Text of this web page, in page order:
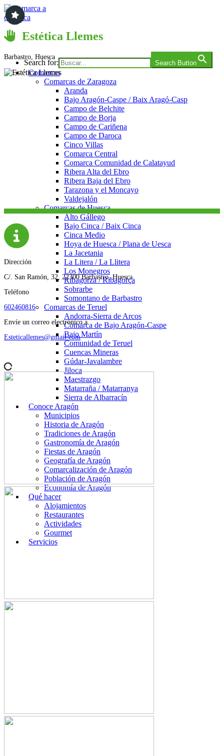
Saltar
al
contenido
Comarca a comarca
Search for: Search Button
Comarcas
Comarcas de Zaragoza
Aranda
Bajo Aragón-Caspe / Baix Aragó-Casp
Campo de Belchite
Campo de Borja
Campo de Cariñena
Campo de Daroca
Cinco Villas
Comarca Central
Comarca Comunidad de Calatayud
Ribera Alta del Ebro
Ribera Baja del Ebro
Tarazona y el Moncayo
Valdejalón
Comarcas de Huesca
Alto Gállego
Bajo Cinca / Baix Cinca
Cinca Medio
Hoya de Huesca / Plana de Uesca
La Jacetania
La Litera / La Llitera
Los Monegros
Ribagorza / Ribagorça
Sobrarbe
Somontano de Barbastro
Comarcas de Teruel
Andorra-Sierra de Arcos
Comarca de Bajo Aragón-Caspe
Bajo Martín
Comunidad de Teruel
Cuencas Mineras
Gúdar-Javalambre
Jiloca
Maestrazgo
Matarraña / Matarranya
Sierra de Albarracín
Conoce Aragón
Municipios
Historia de Aragón
Tradiciones de Aragón
Gastronomía de Aragón
Fiestas de Aragón
Geografía de Aragón
Comarcalización de Aragón
Población de Aragón
Economía de Aragón
Qué hacer
Alojamientos
Restaurantes
Actividades
Gourmet
Servicios
Estética Llemes
Barbastro, Huesca
Dirección
C/. San Ramón, 32, 22300 Barbastro, Huesca
Teléfono
602460816
Envíe un correo electrónico a
Esteticallemes@gmail.com